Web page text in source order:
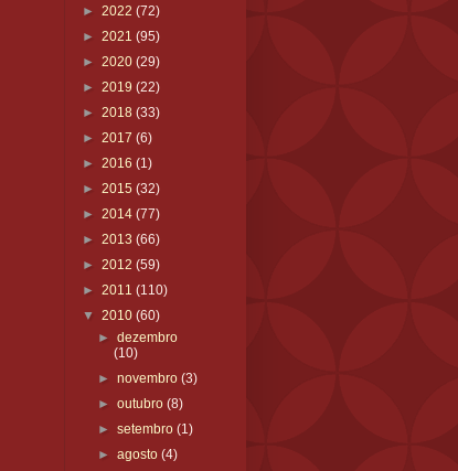
► 2022 (72)
► 2021 (95)
► 2020 (29)
► 2019 (22)
► 2018 (33)
► 2017 (6)
► 2016 (1)
► 2015 (32)
► 2014 (77)
► 2013 (66)
► 2012 (59)
► 2011 (110)
▼ 2010 (60)
►dezembro
(10)
►novembro(3)
►outubro(8)
►setembro(1)
►agosto(4)